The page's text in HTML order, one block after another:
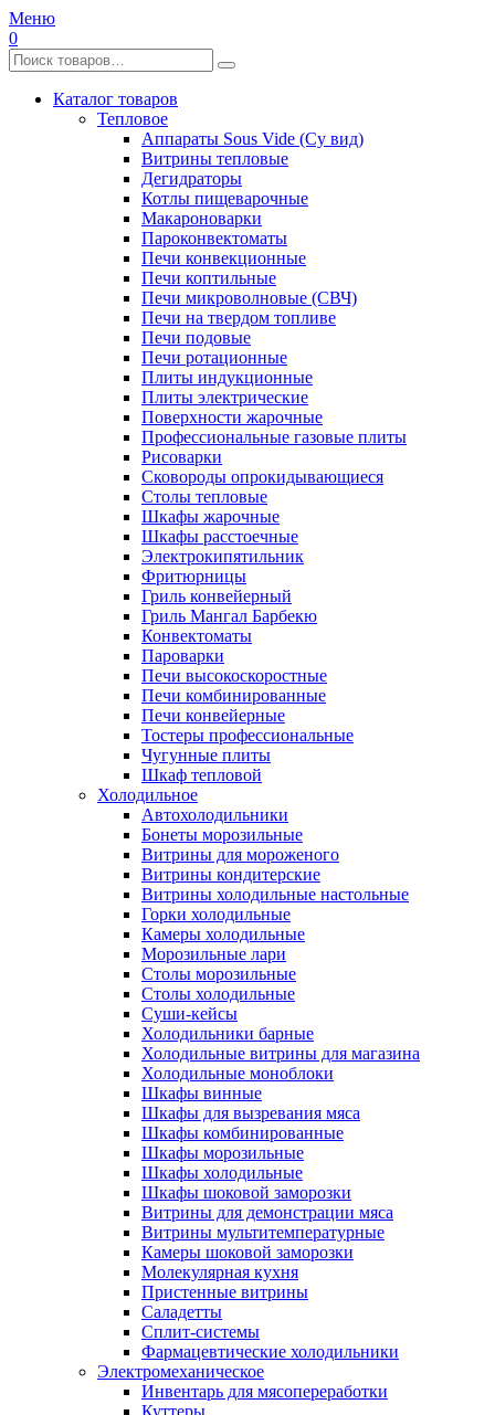
Меню
0
Каталог товаров
Тепловое
Аппараты Sous Vide (Су вид)
Витрины тепловые
Дегидраторы
Котлы пищеварочные
Макароноварки
Пароконвектоматы
Печи конвекционные
Печи коптильные
Печи микроволновые (СВЧ)
Печи на твердом топливе
Печи подовые
Печи ротационные
Плиты индукционные
Плиты электрические
Поверхности жарочные
Профессиональные газовые плиты
Рисоварки
Сковороды опрокидывающиеся
Столы тепловые
Шкафы жарочные
Шкафы расстоечные
Электрокипятильник
Фритюрницы
Гриль конвейерный
Гриль Мангал Барбекю
Конвектоматы
Пароварки
Печи высокоскоростные
Печи комбинированные
Печи конвейерные
Тостеры профессиональные
Чугунные плиты
Шкаф тепловой
Холодильное
Автохолодильники
Бонеты морозильные
Витрины для мороженого
Витрины кондитерские
Витрины холодильные настольные
Горки холодильные
Камеры холодильные
Морозильные лари
Столы морозильные
Столы холодильные
Суши-кейсы
Холодильники барные
Холодильные витрины для магазина
Холодильные моноблоки
Шкафы винные
Шкафы для вызревания мяса
Шкафы комбинированные
Шкафы морозильные
Шкафы холодильные
Шкафы шоковой заморозки
Витрины для демонстрации мяса
Витрины мультитемпературные
Камеры шоковой заморозки
Молекулярная кухня
Пристенные витрины
Саладетты
Сплит-системы
Фармацевтические холодильники
Электромеханическое
Инвентарь для мясопереработки
Куттеры